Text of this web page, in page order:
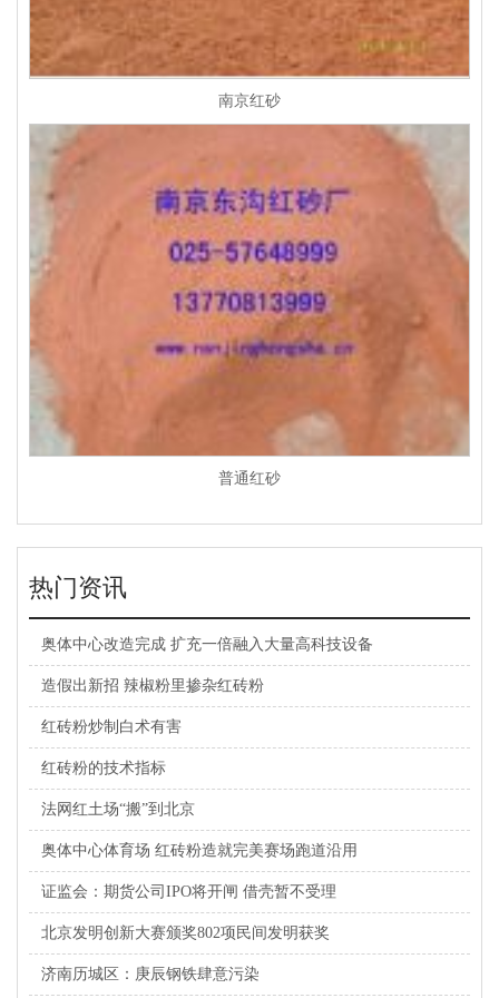
南京红砂
普通红砂
热门资讯
奥体中心改造完成 扩充一倍融入大量高科技设备
造假出新招 辣椒粉里掺杂红砖粉
红砖粉炒制白术有害
红砖粉的技术指标
法网红土场“搬”到北京
奥体中心体育场 红砖粉造就完美赛场跑道沿用
证监会：期货公司IPO将开闸 借壳暂不受理
北京发明创新大赛颁奖802项民间发明获奖
济南历城区：庚辰钢铁肆意污染